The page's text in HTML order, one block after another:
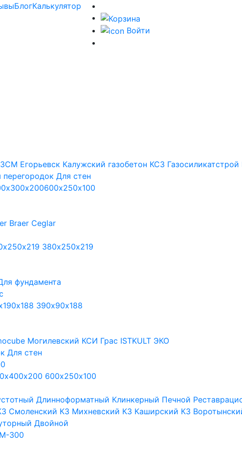
БлогКалькулятор
Войти
Егорьевск Калужский газобетон КСЗ Газосиликатстрой
перегородок Для стен
600х250х100
Braer Ceglar
380х250х219
фундамента
390х90х188
Могилевский КСИ Грас ISTKULT ЭКО
Для стен
600х250х100
Длинноформатный Клинкерный Печной
Смоленский КЗ Михневский КЗ Каширский КЗ
Двойной
М-300